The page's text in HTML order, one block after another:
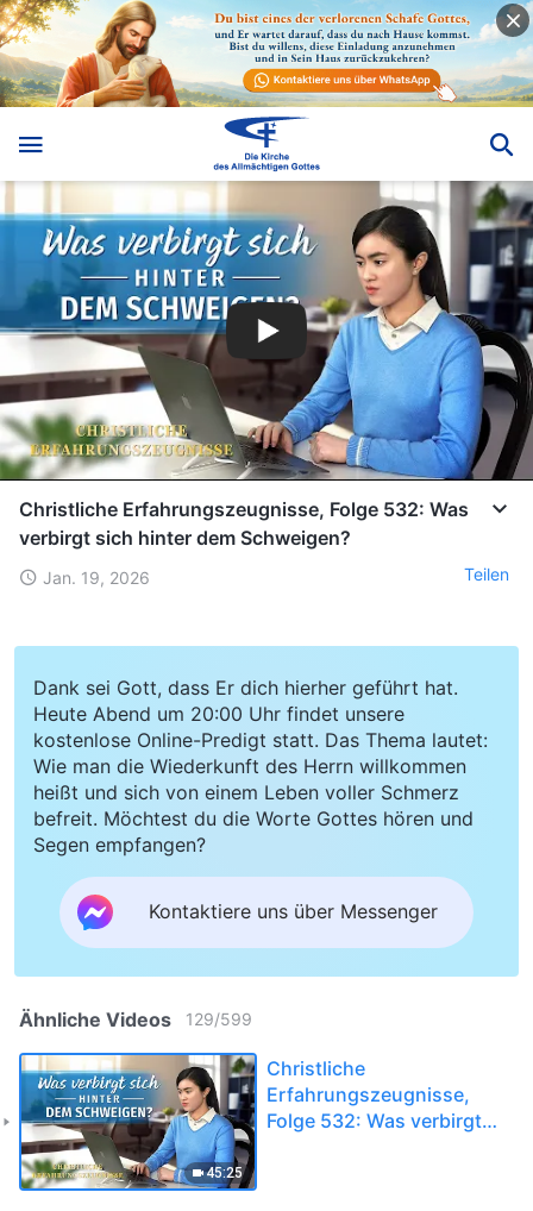
Christliche Erfahrungszeugnisse, Folge 532: Was
verbirgt sich hinter dem Schweigen?
Jan. 19, 2026 Teilen
Dank sei Gott, dass Er dich hierher geführt hat.
Heute Abend um 20:00 Uhr findet unsere
kostenlose Online-Predigt statt. Das Thema lautet:
Wie man die Wiederkunft des Herrn willkommen
heißt und sich von einem Leben voller Schmerz
befreit. Möchtest du die Worte Gottes hören und
Segen empfangen?
Kontaktiere uns über Messenger
Ähnliche Videos 129/599
45:25
Christliche
Erfahrungszeugnisse,
Folge 532: Was verbirgt